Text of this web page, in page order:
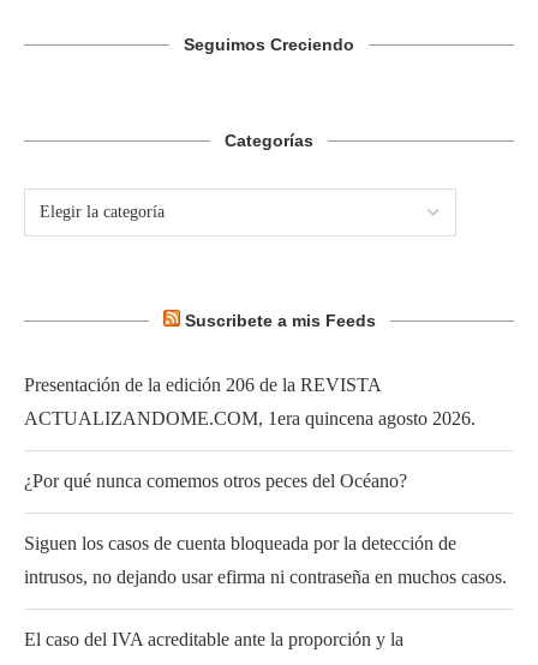
Seguimos Creciendo
Categorías
Suscribete a mis Feeds
Presentación de la edición 206 de la REVISTA
ACTUALIZANDOME.COM, 1era quincena agosto 2026.
¿Por qué nunca comemos otros peces del Océano?
Siguen los casos de cuenta bloqueada por la detección de
intrusos, no dejando usar efirma ni contraseña en muchos casos.
El caso del IVA acreditable ante la proporción y la